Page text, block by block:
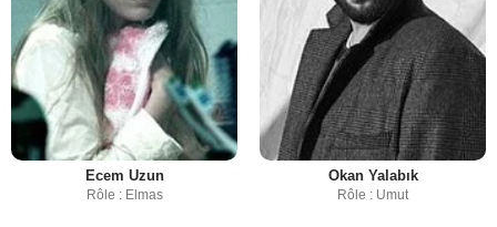
Ecem Uzun
Rôle : Elmas
Okan Yalabık
Rôle : Umut